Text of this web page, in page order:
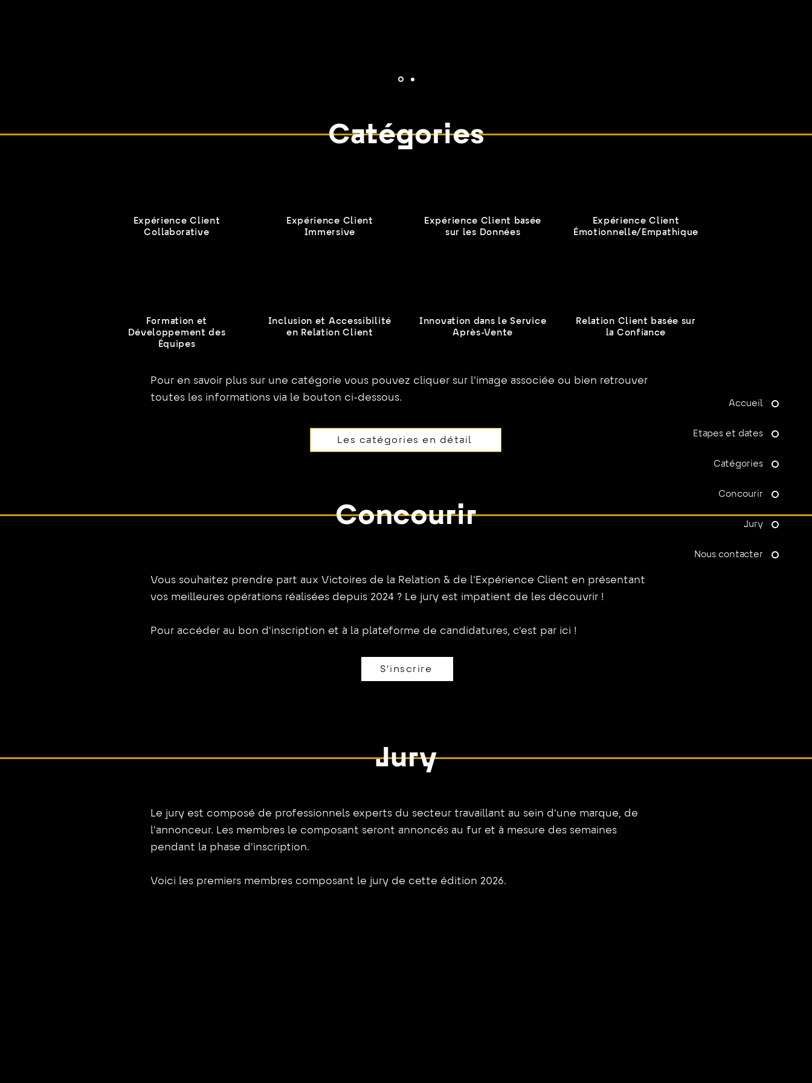
Accueil
Etapes et dates
Catégories
Concourir
Jury
Nous contacter
Catégories
Expérience Client
Collaborative
Formation et
Développement des
Équipes
Expérience Client
Immersive
Inclusion et Accessibilité
en Relation Client
Expérience Client basée
sur les Données
Innovation dans le Service
Après-Vente
Expérience Client
Émotionnelle/Empathique
Relation Client basée sur
la Confiance
Pour en savoir plus sur une catégorie vous pouvez cliquer sur l'image associée ou bien retrouver
toutes les informations via le bouton ci-dessous.
Les catégories en détail
Concourir
Vous souhaitez prendre part aux Victoires de la Relation & de l'Expérience Client en présentant
vos meilleures opérations réalisées depuis 2024 ? Le jury est impatient de les découvrir !
Pour accéder au bon d'inscription et à la plateforme de candidatures, c'est par ici !
S'inscrire
Jury
Le jury est composé de professionnels experts du secteur travaillant au sein d'une marque, de
l'annonceur. Les membres le composant seront annoncés au fur et à mesure des semaines
pendant la phase d'inscription.
Voici les premiers membres composant le jury de cette édition 2026.